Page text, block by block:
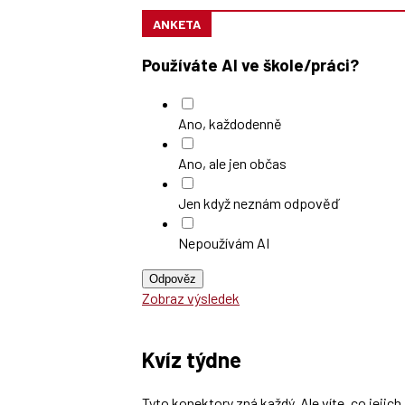
ANKETA
Používáte AI ve škole/práci?
Ano, každodenně
Ano, ale jen občas
Jen když neznám odpověď
Nepoužívám AI
Odpověz
Zobraz výsledek
Kvíz týdne